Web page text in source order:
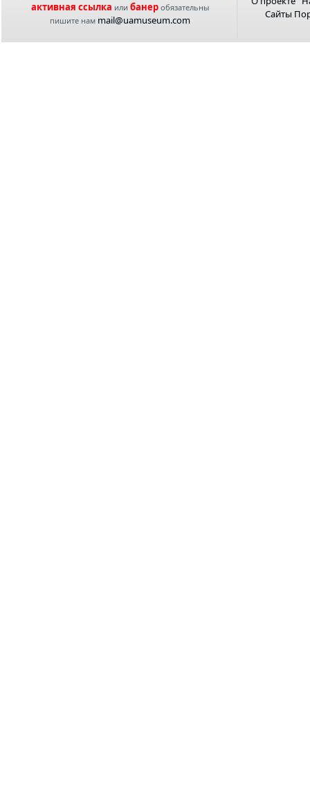
активная ссылка или банеробязательны
пишите нам mail@uamuseum.com
Сайты